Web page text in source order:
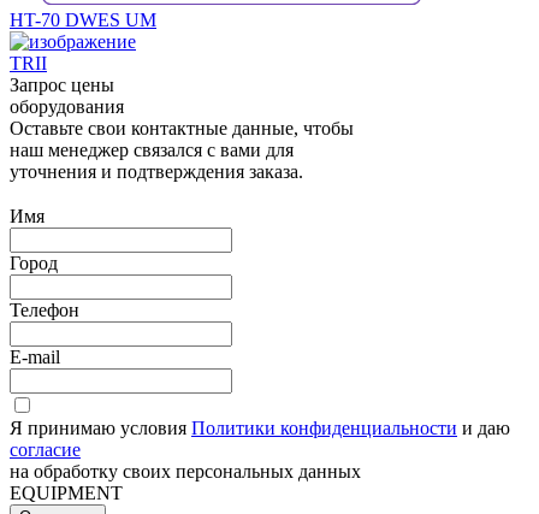
HT-70 DWES UM
TRII
Запрос цены
оборудования
Оставьте свои контактные данные, чтобы
наш менеджер связался с вами для
уточнения и подтверждения заказа.
Имя
Город
Телефон
E-mail
Я принимаю условия Политики конфиденциальности и даю
согласие
на обработку своих персональных данных
EQUIPMENT